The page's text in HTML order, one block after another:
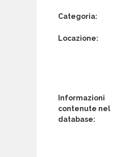
Categoria:
Locazione:
Informazioni
contenute nel
database: